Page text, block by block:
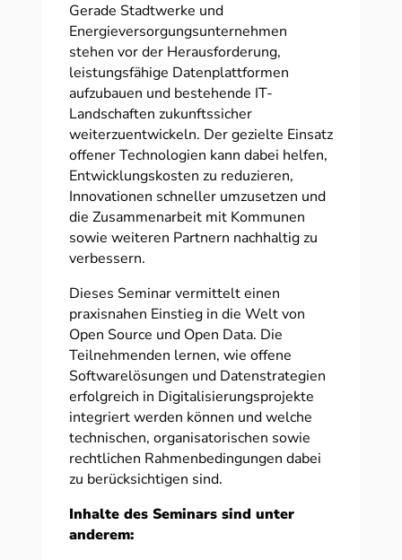
Gerade Stadtwerke und
Energieversorgungsunternehmen
stehen vor der Herausforderung,
leistungsfähige Datenplattformen
aufzubauen und bestehende IT-
Landschaften zukunftssicher
weiterzuentwickeln. Der gezielte Einsatz
offener Technologien kann dabei helfen,
Entwicklungskosten zu reduzieren,
Innovationen schneller umzusetzen und
die Zusammenarbeit mit Kommunen
sowie weiteren Partnern nachhaltig zu
verbessern.
Dieses Seminar vermittelt einen
praxisnahen Einstieg in die Welt von
Open Source und Open Data. Die
Teilnehmenden lernen, wie offene
Softwarelösungen und Datenstrategien
erfolgreich in Digitalisierungsprojekte
integriert werden können und welche
technischen, organisatorischen sowie
rechtlichen Rahmenbedingungen dabei
zu berücksichtigen sind.
Inhalte des Seminars sind unter
anderem: